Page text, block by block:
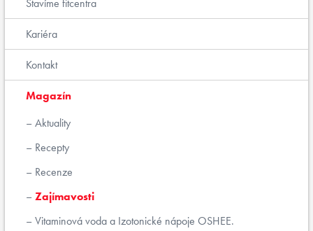
Stavíme fitcentra
Kariéra
Kontakt
Magazín
Aktuality
Recepty
Recenze
Zajímavosti
Vitaminová voda a Izotonické nápoje OSHEE.